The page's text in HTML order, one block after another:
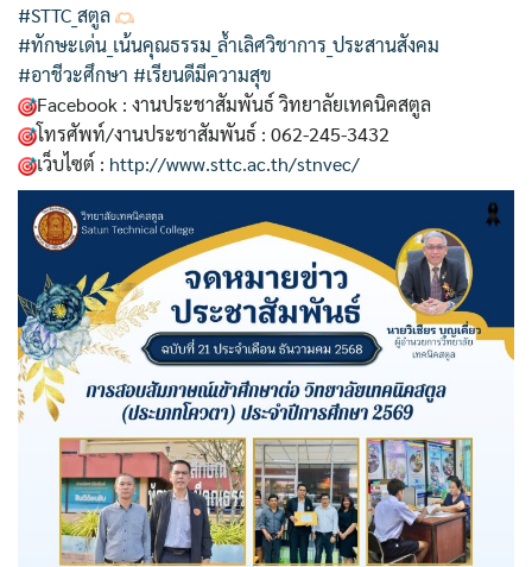
#STTC_สตูล
#ทักษะเด่น_เน้นคุณธรรม_ล้ำเลิศวิชาการ_ประสานสังคม
#อาชีวะศึกษา #เรียนดีมีความสุข
Facebook : งานประชาสัมพันธ์ วิทยาลัยเทคนิคสตูล
โทรศัพท์/งานประชาสัมพันธ์ : 062-245-3432
เว็บไซต์ : http://www.sttc.ac.th/stnvec/